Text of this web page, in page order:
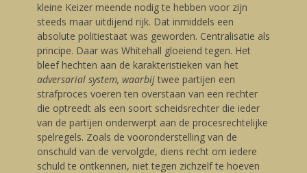
kleine Keizer meende nodig te hebben voor zijn
steeds maar uitdijend rijk. Dat inmiddels een
absolute politiestaat was geworden. Centralisatie als
principe. Daar was Whitehall gloeiend tegen. Het
bleef hechten aan de karakteristieken van het
adversarial system, waarbij twee partijen een
strafproces voeren ten overstaan van een rechter
die optreedt als een soort scheidsrechter die ieder
van de partijen onderwerpt aan de procesrechtelijke
spelregels. Zoals de vooronderstelling van de
onschuld van de vervolgde, diens recht om iedere
schuld te ontkennen, niet tegen zichzelf te hoeven